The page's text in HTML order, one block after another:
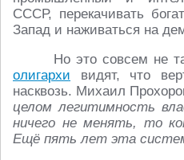
СССР, перекачивать
Запад и наживаться на
Но это совсем не
олигархи видят, что
насквозь. Михаил
целом легитимность
ничего не менять, то
Ещё пять лет эта